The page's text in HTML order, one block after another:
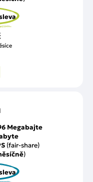
Megabajte
(fair-share)
)